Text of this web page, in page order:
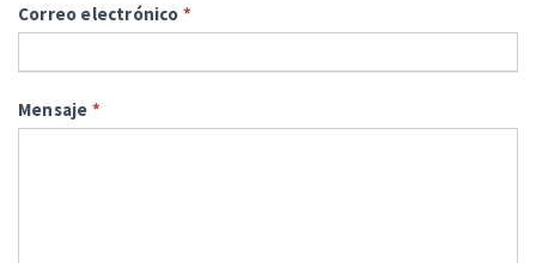
Correo electrónico *
Mensaje *